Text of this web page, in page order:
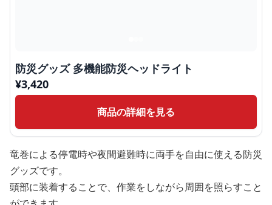
防災グッズ 多機能防災ヘッドライト
¥3,420
商品の詳細を見る
竜巻による停電時や夜間避難時に両手を自由に使える防災
グッズです。
頭部に装着することで、作業をしながら周囲を照らすこと